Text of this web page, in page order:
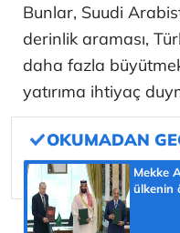
Bunlar, Suudi
derinlik araması,
daha fazla
yatırıma ihtiyaç
Mekke
ülkenin